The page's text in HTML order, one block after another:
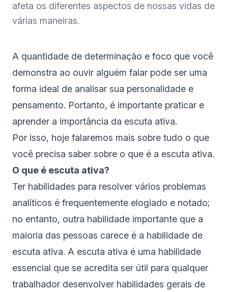
afeta os diferentes aspectos de nossas vidas de
várias maneiras.
A quantidade de determinação e foco que você
demonstra ao ouvir alguém falar pode ser uma
forma ideal de analisar sua personalidade e
pensamento. Portanto, é importante praticar e
aprender a importância da escuta ativa.
Por isso, hoje falaremos mais sobre tudo o que
você precisa saber sobre o que é a escuta ativa.
O que é escuta ativa?
Ter habilidades para resolver vários problemas
analíticos é frequentemente elogiado e notado;
no entanto, outra habilidade importante que a
maioria das pessoas carece é a habilidade de
escuta ativa. A escuta ativa é uma habilidade
essencial que se acredita ser útil para qualquer
trabalhador desenvolver habilidades gerais de